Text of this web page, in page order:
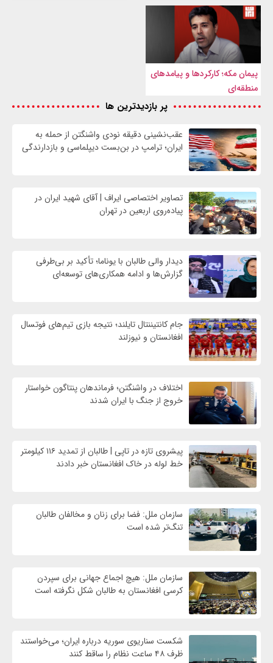
پیمان مکه؛ کارکردها و پیامدهای
منطقه‌ای
پر بازدیدترین ها
عقب‌نشینی دقیقه نودی واشنگتن از حمله به
ایران؛ ترامپ در بن‌بست دیپلماسی و بازدارندگی
تصاویر اختصاصی ایراف | آقای شهید ایران در
پیاده‌روی اربعین در تهران
دیدار والی طالبان با یوناما؛ تأکید بر بی‌طرفی
گزارش‌ها و ادامه همکاری‌های توسعه‌ای
جام کانتیننتال تایلند؛ نتیجه بازی تیم‌های فوتسال
افغانستان و نیوزلند
اختلاف در واشنگتن؛ فرماندهان پنتاگون خواستار
خروج از جنگ با ایران شدند
پیشروی تازه در تاپی | طالبان از تمدید ۱۱۶ کیلومتر
خط لوله در خاک افغانستان خبر دادند
سازمان ملل: فضا برای زنان و مخالفان طالبان
تنگ‌تر شده است
سازمان ملل: هیچ اجماع جهانی برای سپردن
کرسی افغانستان به طالبان شکل نگرفته است
شکست سناریوی سوریه درباره ایران؛ می‌خواستند
ظرف ۴۸ ساعت نظام را ساقط کنند